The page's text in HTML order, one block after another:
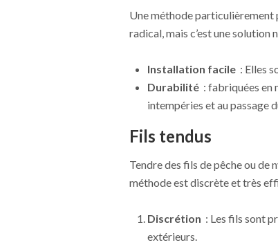
Une méthode particulièrement
radical, mais c’est une solution
Installation facile: Elles
Durabilité: fabriquées en
intempéries et au passage
Fils tendus
Tendre des fils de pêche ou
méthode est discrète et très
Discrétion : Les fils sont
extérieurs.